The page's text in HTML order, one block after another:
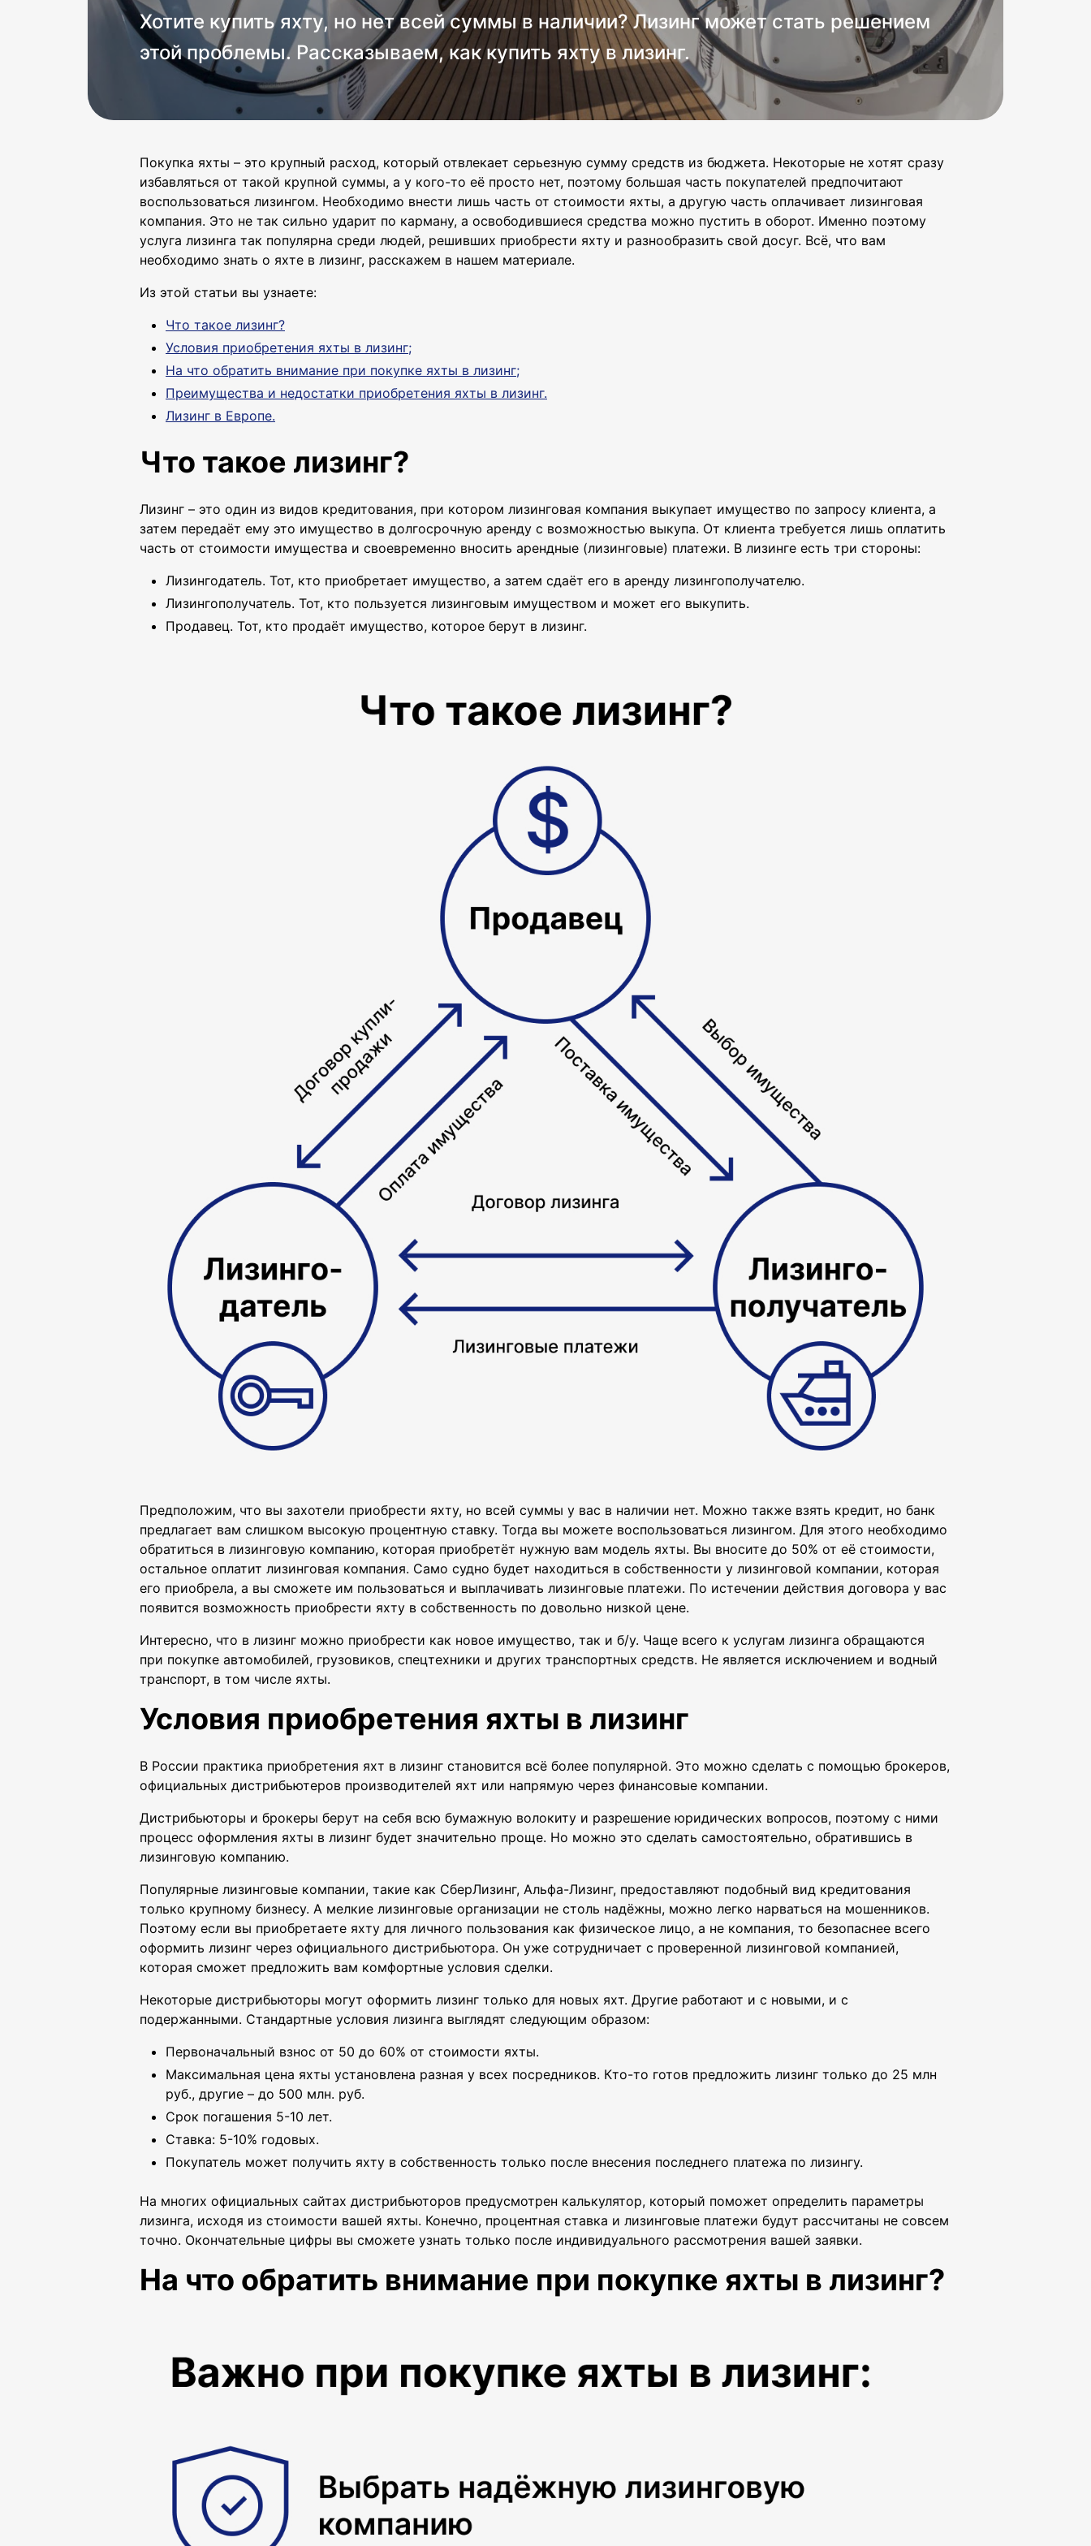
Хотите купить яхту, но нет всей суммы в наличии? Лизинг может стать решением
этой проблемы. Рассказываем, как купить яхту в лизинг.
Покупка яхты – это крупный расход, который отвлекает серьезную сумму средств из бюджета. Некоторые не хотят сразу
избавляться от такой крупной суммы, а у кого-то её просто нет, поэтому большая часть покупателей предпочитают
воспользоваться лизингом. Необходимо внести лишь часть от стоимости яхты, а другую часть оплачивает лизинговая
компания. Это не так сильно ударит по карману, а освободившиеся средства можно пустить в оборот. Именно поэтому
услуга лизинга так популярна среди людей, решивших приобрести яхту и разнообразить свой досуг. Всё, что вам
необходимо знать о яхте в лизинг, расскажем в нашем материале.
Из этой статьи вы узнаете:
Что такое лизинг?
Условия приобретения яхты в лизинг;
На что обратить внимание при покупке яхты в лизинг;
Преимущества и недостатки приобретения яхты в лизинг.
Лизинг в Европе.
Что такое лизинг?
Лизинг – это один из видов кредитования, при котором лизинговая компания выкупает имущество по запросу клиента, а
затем передаёт ему это имущество в долгосрочную аренду с возможностью выкупа. От клиента требуется лишь оплатить
часть от стоимости имущества и своевременно вносить арендные (лизинговые) платежи. В лизинге есть три стороны:
Лизингодатель. Тот, кто приобретает имущество, а затем сдаёт его в аренду лизингополучателю.
Лизингополучатель. Тот, кто пользуется лизинговым имуществом и может его выкупить.
Продавец. Тот, кто продаёт имущество, которое берут в лизинг.
Предположим, что вы захотели приобрести яхту, но всей суммы у вас в наличии нет. Можно также взять кредит, но банк
предлагает вам слишком высокую процентную ставку. Тогда вы можете воспользоваться лизингом. Для этого необходимо
обратиться в лизинговую компанию, которая приобретёт нужную вам модель яхты. Вы вносите до 50% от её стоимости,
остальное оплатит лизинговая компания. Само судно будет находиться в собственности у лизинговой компании, которая
его приобрела, а вы сможете им пользоваться и выплачивать лизинговые платежи. По истечении действия договора у вас
появится возможность приобрести яхту в собственность по довольно низкой цене.
Интересно, что в лизинг можно приобрести как новое имущество, так и б/у. Чаще всего к услугам лизинга обращаются
при покупке автомобилей, грузовиков, спецтехники и других транспортных средств. Не является исключением и водный
транспорт, в том числе яхты.
Условия приобретения яхты в лизинг
В России практика приобретения яхт в лизинг становится всё более популярной. Это можно сделать с помощью брокеров,
официальных дистрибьютеров производителей яхт или напрямую через финансовые компании.
Дистрибьюторы и брокеры берут на себя всю бумажную волокиту и разрешение юридических вопросов, поэтому с ними
процесс оформления яхты в лизинг будет значительно проще. Но можно это сделать самостоятельно, обратившись в
лизинговую компанию.
Популярные лизинговые компании, такие как СберЛизинг, Альфа-Лизинг, предоставляют подобный вид кредитования
только крупному бизнесу. А мелкие лизинговые организации не столь надёжны, можно легко нарваться на мошенников.
Поэтому если вы приобретаете яхту для личного пользования как физическое лицо, а не компания, то безопаснее всего
оформить лизинг через официального дистрибьютора. Он уже сотрудничает с проверенной лизинговой компанией,
которая сможет предложить вам комфортные условия сделки.
Некоторые дистрибьюторы могут оформить лизинг только для новых яхт. Другие работают и с новыми, и с
подержанными. Стандартные условия лизинга выглядят следующим образом:
Первоначальный взнос от 50 до 60% от стоимости яхты.
Максимальная цена яхты установлена разная у всех посредников. Кто-то готов предложить лизинг только до 25 млн
руб., другие – до 500 млн. руб.
Срок погашения 5-10 лет.
Ставка: 5-10% годовых.
Покупатель может получить яхту в собственность только после внесения последнего платежа по лизингу.
На многих официальных сайтах дистрибьюторов предусмотрен калькулятор, который поможет определить параметры
лизинга, исходя из стоимости вашей яхты. Конечно, процентная ставка и лизинговые платежи будут рассчитаны не совсем
точно. Окончательные цифры вы сможете узнать только после индивидуального рассмотрения вашей заявки.
На что обратить внимание при покупке яхты в лизинг?